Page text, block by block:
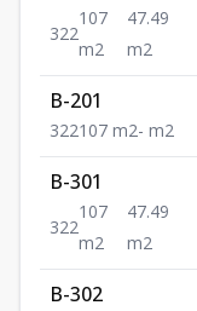
322
107
m2
47.49
m2
B-201
322107 m2- m2
B-301
322
107
m2
47.49
m2
B-302